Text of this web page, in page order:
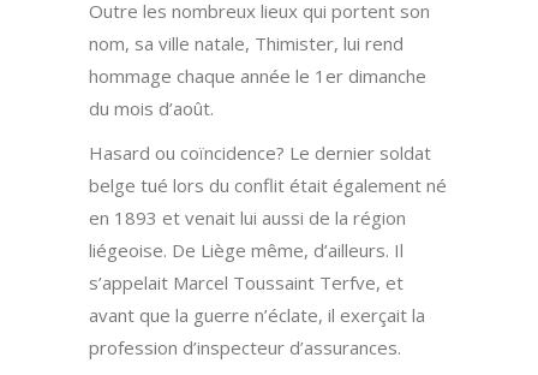
Outre les nombreux lieux qui portent son
nom, sa ville natale, Thimister, lui rend
hommage chaque année le 1er dimanche
du mois d’août.
Hasard ou coïncidence? Le dernier soldat
belge tué lors du conflit était également né
en 1893 et venait lui aussi de la région
liégeoise. De Liège même, d’ailleurs. Il
s’appelait Marcel Toussaint Terfve, et
avant que la guerre n’éclate, il exerçait la
profession d’inspecteur d’assurances.